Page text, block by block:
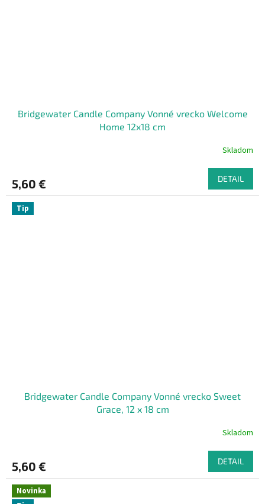
Bridgewater Candle Company Vonné vrecko Welcome
Home 12x18 cm
Skladom
5,60 € DETAIL
Tip
Bridgewater Candle Company Vonné vrecko Sweet
Grace, 12 x 18 cm
Skladom
5,60 € DETAIL
Novinka